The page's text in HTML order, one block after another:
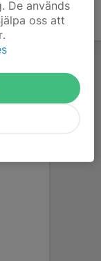
De används
oss att